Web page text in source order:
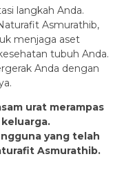
langkah Anda.
Asmurathib,
menjaga aset
tubuh Anda.
Anda dengan
urat merampas
yang telah
Asmurathib.